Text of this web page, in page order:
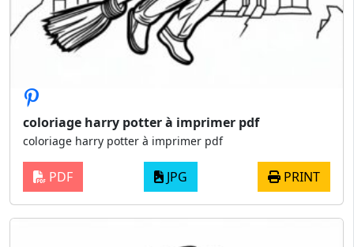
coloriage harry potter à imprimer pdf
coloriage harry potter à imprimer pdf
PDF JPG PRINT